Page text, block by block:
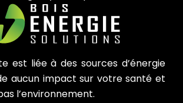
est liée à des sources d’énergie
aucun impact sur votre santé et
l’environnement.